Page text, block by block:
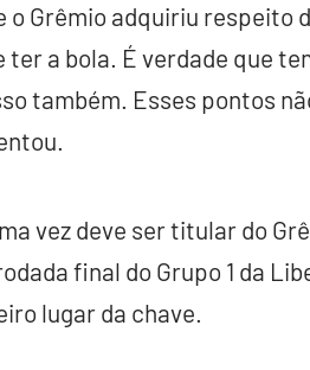
o Grêmio adquiriu respeito
ter a bola. É verdade que
também. Esses pontos
vez deve ser titular do
final do Grupo 1 da
lugar da chave.